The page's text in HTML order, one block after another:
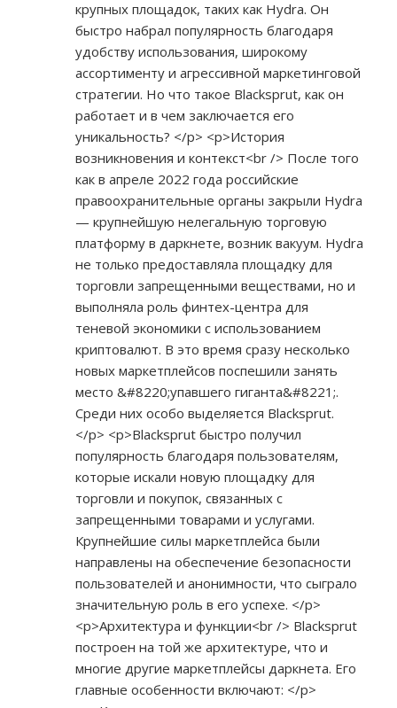
крупных площадок, таких как Hydra. Он
быстро набрал популярность благодаря
удобству использования, широкому
ассортименту и агрессивной маркетинговой
стратегии. Но что такое Blacksprut, как он
работает и в чем заключается его
уникальность? </p> <p>История
возникновения и контекст<br /> После того
как в апреле 2022 года российские
правоохранительные органы закрыли Hydra
— крупнейшую нелегальную торговую
платформу в даркнете, возник вакуум. Hydra
не только предоставляла площадку для
торговли запрещенными веществами, но и
выполняла роль финтех-центра для
теневой экономики с использованием
криптовалют. В это время сразу несколько
новых маркетплейсов поспешили занять
место &#8220;упавшего гиганта&#8221;.
Среди них особо выделяется Blacksprut.
</p> <p>Blacksprut быстро получил
популярность благодаря пользователям,
которые искали новую площадку для
торговли и покупок, связанных с
запрещенными товарами и услугами.
Крупнейшие силы маркетплейса были
направлены на обеспечение безопасности
пользователей и анонимности, что сыграло
значительную роль в его успехе. </p>
<p>Архитектура и функции<br /> Blacksprut
построен на той же архитектуре, что и
многие другие маркетплейсы даркнета. Его
главные особенности включают: </p>